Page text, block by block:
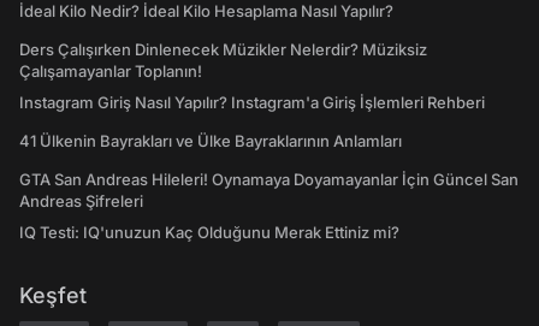
İdeal Kilo Nedir? İdeal Kilo Hesaplama Nasıl Yapılır?
Ders Çalışırken Dinlenecek Müzikler Nelerdir? Müziksiz
Çalışamayanlar Toplanın!
Instagram Giriş Nasıl Yapılır? Instagram'a Giriş İşlemleri Rehberi
41 Ülkenin Bayrakları ve Ülke Bayraklarının Anlamları
GTA San Andreas Hileleri! Oynamaya Doyamayanlar İçin Güncel San
Andreas Şifreleri
IQ Testi: IQ'unuzun Kaç Olduğunu Merak Ettiniz mi?
Keşfet